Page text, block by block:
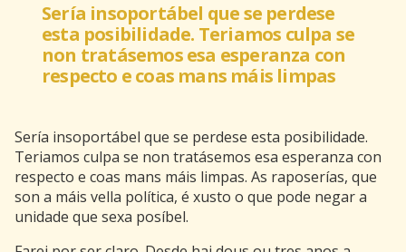
Sería insoportábel que se perdese
esta posibilidade. Teriamos culpa se
non tratásemos esa esperanza con
respecto e coas mans máis limpas
Sería insoportábel que se perdese esta posibilidade.
Teriamos culpa se non tratásemos esa esperanza con
respecto e coas mans máis limpas. As raposerías, que
son a máis vella política, é xusto o que pode negar a
unidade que sexa posíbel.